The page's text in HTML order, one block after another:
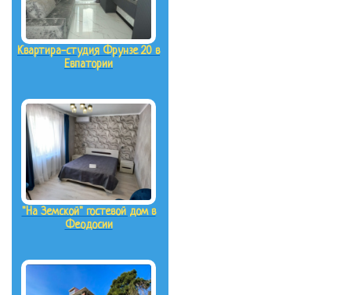
Квартира-студия Фрунзе 20 в
Евпатории
"На Земской" гостевой дом в
Феодосии